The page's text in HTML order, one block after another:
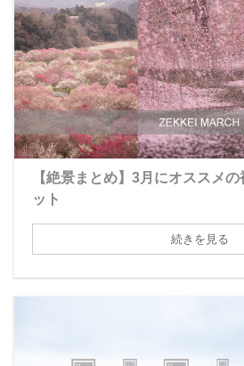
【絶景まとめ】3月にオススメ
ット
続きを見る